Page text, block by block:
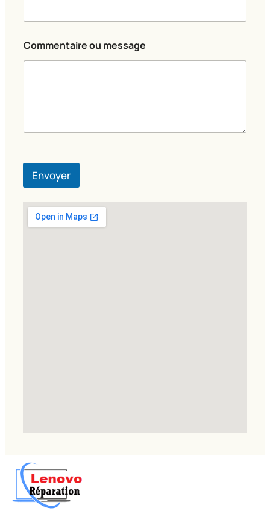
u
N
Commentaire ou message
Envoyer